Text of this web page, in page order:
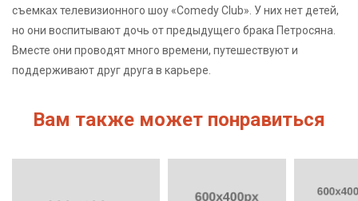
съемках телевизионного шоу «Comedy Club». У них нет детей,
но они воспитывают дочь от предыдущего брака Петросяна.
Вместе они проводят много времени, путешествуют и
поддерживают друг друга в карьере.
Вам также может понравиться